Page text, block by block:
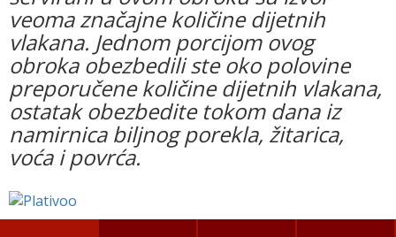
veoma značajne količine dijetnih
vlakana. Jednom porcijom ovog
obroka obezbedili ste oko polovine
preporučene količine dijetnih vlakana,
ostatak obezbedite tokom dana iz
namirnica biljnog porekla, žitarica,
voća i povrća.